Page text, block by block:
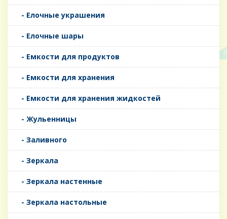
- Елочные украшения
- Елочные шары
- Емкости для продуктов
- Емкости для хранения
- Емкости для хранения жидкостей
- Жульенницы
- Заливного
- Зеркала
- Зеркала настенные
- Зеркала настольные